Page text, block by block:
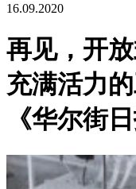
16.09.2020
再见，开
充满活力
《华尔街